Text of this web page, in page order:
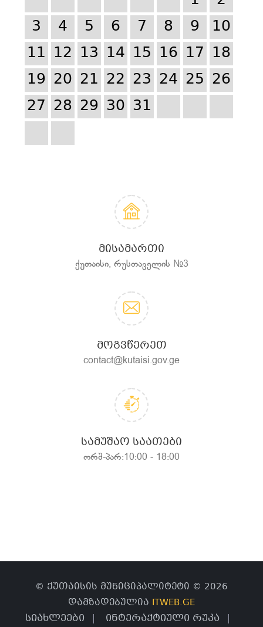
3
4 5 6 7 8 9
10
11 12 13 14 15 16 17 18
19 20 21 22 23 24 25 26
27 28 29 30 31
ᲛᲘᲡᲐᲛᲐᲠᲗᲘ
ქუთაისი, რუსთაველის №3
ᲛᲝᲒᲕᲬᲔᲠᲔᲗ
contact@kutaisi.gov.ge
ᲡᲐᲛᲣᲨᲐᲝ ᲡᲐᲐᲗᲔᲑᲘ
ორშ-პარ:10:00 - 18:00
© ქუთაისის მუნიციპალიტეტი © 2026
დამზადებულია ITWEB.GE
სიახლეები ინტერაქტიული რუკა